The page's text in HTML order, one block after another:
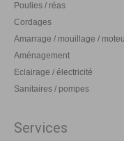
Poulies / réas
Cordages
Amarrage / mouillage /
Aménagement
Eclairage / électricité
Sanitaires / pompes
Services